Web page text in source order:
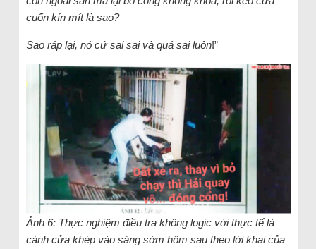
cuốn kín mít là sao?
Sao ráp lại, nó cứ sai sai và quá sai luôn!”
Ảnh 6: Thực nghiệm điều tra không logic với thực tế là
cánh cửa khép vào sáng sớm hôm sau theo lời khai của